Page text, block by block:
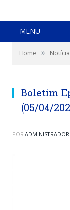
MENU
Home »
Boletim
(05/04/
POR ADMINISTRADOR